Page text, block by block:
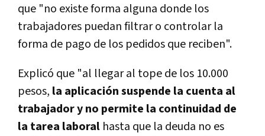
que "no existe forma alguna donde los
trabajadores puedan filtrar o controlar la
forma de pago de los pedidos que reciben".
Explicó que "al llegar al tope de los 10.000
pesos, la aplicación suspende la cuenta al
trabajador y no permite la continuidad de
la tarea laboral hasta que la deuda no es